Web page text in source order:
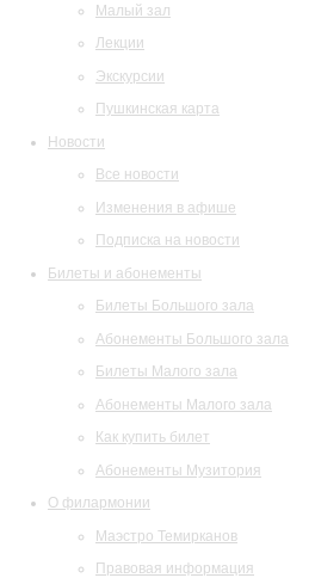
Малый зал
Лекции
Экскурсии
Пушкинская карта
Новости
Все новости
Изменения в афише
Подписка на новости
Билеты и абонементы
Билеты Большого зала
Абонементы Большого зала
Билеты Малого зала
Абонементы Малого зала
Как купить билет
Абонементы Музитория
О филармонии
Маэстро Темирканов
Правовая информация